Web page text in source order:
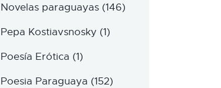
Novelas paraguayas (146)
Pepa Kostiavsnosky (1)
Poesía Erótica (1)
Poesia Paraguaya (152)